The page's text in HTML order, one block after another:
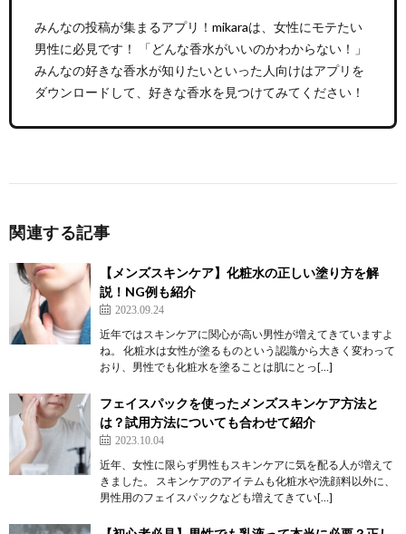
みんなの投稿が集まるアプリ！mikaraは、女性にモテたい
男性に必見です！ 「どんな香水がいいのかわからない！」
みんなの好きな香水が知りたいといった人向けはアプリを
ダウンロードして、好きな香水を見つけてみてください！
関連する記事
【メンズスキンケア】化粧水の正しい塗り方を解
説！NG例も紹介
2023.09.24
近年ではスキンケアに関心が高い男性が増えてきていますよ
ね。 化粧水は女性が塗るものという認識から大きく変わって
おり、男性でも化粧水を塗ることは肌にとっ[…]
フェイスパックを使ったメンズスキンケア方法と
は？試用方法についても合わせて紹介
2023.10.04
近年、女性に限らず男性もスキンケアに気を配る人が増えて
きました。 スキンケアのアイテムも化粧水や洗顔料以外に、
男性用のフェイスパックなども増えてきてい[…]